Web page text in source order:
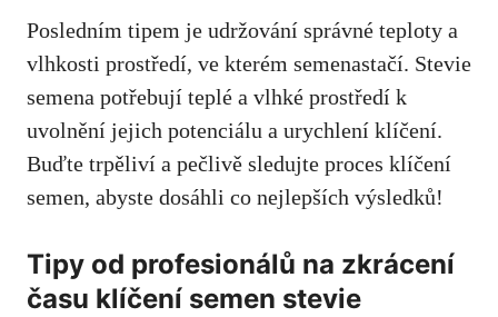
Posledním tipem je udržování správné teploty a
vlhkosti prostředí, ve kterém semenastačí. Stevie
semena potřebují teplé a vlhké prostředí k
uvolnění jejich potenciálu a urychlení klíčení.
Buďte trpěliví a pečlivě sledujte proces klíčení
semen, abyste dosáhli co nejlepších výsledků!
Tipy od profesionálů na zkrácení
času klíčení semen stevie